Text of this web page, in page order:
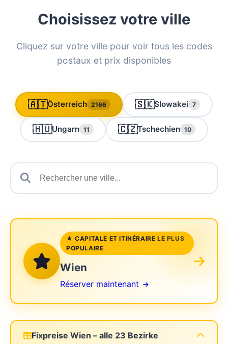
Choisissez votre ville
Cliquez sur votre ville pour voir tous les codes
postaux et prix disponibles
🇦🇹Österreich 2166 🇸🇰Slowakei 7
🇭🇺Ungarn 11 🇨🇿Tschechien 10
★ CAPITALE ET ITINÉRAIRE LE PLUS
POPULAIRE
Wien
Réserver maintenant
Fixpreise Wien – alle 23 Bezirke